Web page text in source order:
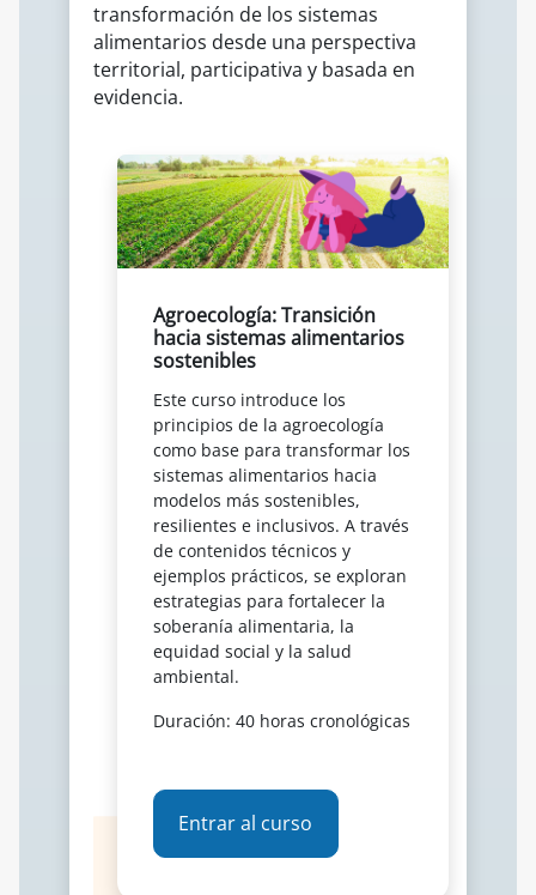
transformación de los sistemas
alimentarios desde una perspectiva
territorial, participativa y basada en
evidencia.
Agroecología: Transición
hacia sistemas alimentarios
sostenibles
Este curso introduce los
principios de la agroecología
como base para transformar los
sistemas alimentarios hacia
modelos más sostenibles,
resilientes e inclusivos. A través
de contenidos técnicos y
ejemplos prácticos, se exploran
estrategias para fortalecer la
soberanía alimentaria, la
equidad social y la salud
ambiental.
Duración: 40 horas cronológicas
Entrar al curso